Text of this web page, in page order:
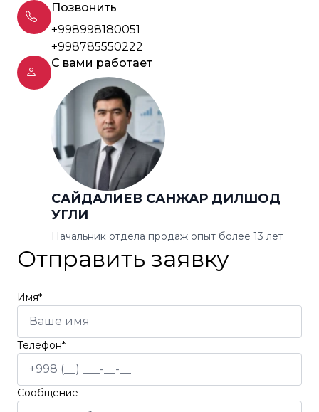
Позвонить
+998998180051
+998785550222
С вами работает
САЙДАЛИЕВ САНЖАР ДИЛШОД
УГЛИ
Начальник отдела продаж опыт более 13 лет
Отправить заявку
Имя*
Телефон*
Сообщение